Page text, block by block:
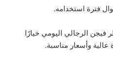
فترة استخدامه.
فيجن الرجالي اليومي خيارًا
وأسعار مناسبة.